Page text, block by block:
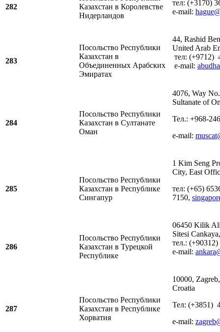
282
Казахстан в Королевстве
Нидерландов
тел: (+3170)
e-mail:
283
Посольство Республики
Казахстан в
Объединенных Арабских
Эмиратах
44, Rashid
United Arab
тел: (+9712)
e-mail:
284
Посольство Республики
Казахстан в Султанате
Оман
4076, Way
Sultanate of
Тел.: +968-
e-mail:
285
Посольство Республики
Казахстан в Республике
Сингапур
1 Kim Seng
City, East
тел: (+65)
7150,
286
Посольство Республики
Казахстан в Турецкой
Республике
06450 Kilik
Sitesi
тел.:
e-mail:
287
Посольство Республики
Казахстан в Республике
Хорватия
10000,
Croatia
Тел: (+3851)
е-mail: